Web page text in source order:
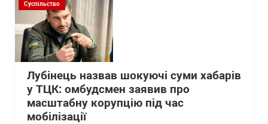
Суспільство
Лубінець назвав шокуючі суми хабарів
у ТЦК: омбудсмен заявив про
масштабну корупцію під час
мобілізації